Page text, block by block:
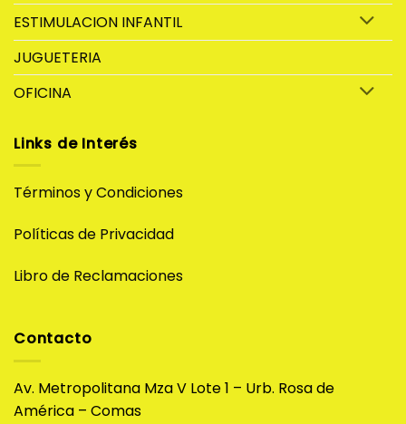
ESTIMULACION INFANTIL
JUGUETERIA
OFICINA
Links de Interés
Términos y Condiciones
Políticas de Privacidad
Libro de Reclamaciones
Contacto
Av. Metropolitana Mza V Lote 1 – Urb. Rosa de
América – Comas